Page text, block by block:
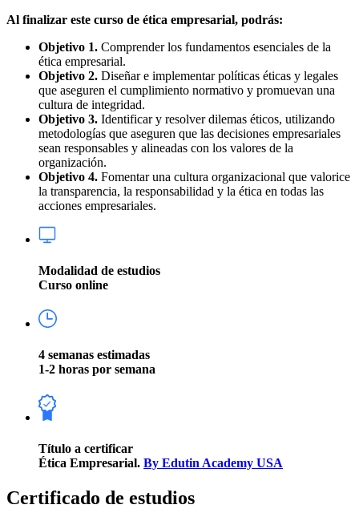
Al finalizar este curso de ética empresarial, podrás:
Objetivo 1. Comprender los fundamentos esenciales de la
ética empresarial.
Objetivo 2. Diseñar e implementar políticas éticas y legales
que aseguren el cumplimiento normativo y promuevan una
cultura de integridad.
Objetivo 3. Identificar y resolver dilemas éticos, utilizando
metodologías que aseguren que las decisiones empresariales
sean responsables y alineadas con los valores de la
organización.
Objetivo 4. Fomentar una cultura organizacional que valorice
la transparencia, la responsabilidad y la ética en todas las
acciones empresariales.
Modalidad de estudios
Curso online
4 semanas estimadas
1-2 horas por semana
Título a certificar
Ética Empresarial. By Edutin Academy USA
Certificado de estudios